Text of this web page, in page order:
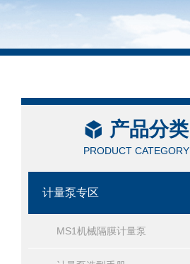
产品分类
PRODUCT CATEGORY
计量泵专区
MS1机械隔膜计量泵